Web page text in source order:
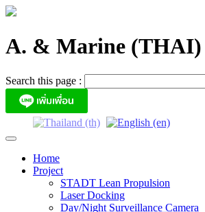
Skip
A. & Marine (THAI)
Search this page :
Home
Project
STADT Lean Propulsion
Laser Docking
Day/Night Surveillance Camera